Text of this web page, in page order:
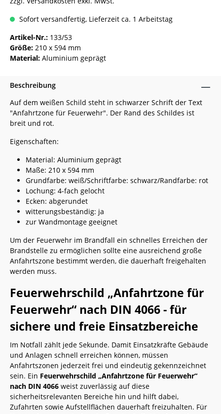
Sofort versandfertig, Lieferzeit ca. 1 Arbeitstag
Artikel-Nr.: 133/53
Größe: 210 x 594 mm
Material: Aluminium geprägt
Beschreibung
Auf dem weißen Schild steht in schwarzer Schrift der Text
"Anfahrtzone für Feuerwehr". Der Rand des Schildes ist
breit und rot.
Eigenschaften:
Material: Aluminium geprägt
Maße: 210 x 594 mm
Grundfarbe: weiß/Schriftfarbe: schwarz/Randfarbe: rot
Lochung: 4-fach gelocht
Ecken: abgerundet
witterungsbeständig: ja
zur Wandmontage geeignet
Um der Feuerwehr im Brandfall ein schnelles Erreichen der
Brandstelle zu ermöglichen sollte eine ausreichend große
Anfahrtszone bestimmt werden, die dauerhaft freigehalten
werden muss.
Feuerwehrschild „Anfahrtzone für
Feuerwehr“ nach DIN 4066 - für
sichere und freie Einsatzbereiche
Im Notfall zählt jede Sekunde. Damit Einsatzkräfte Gebäude
und Anlagen schnell erreichen können, müssen
Anfahrtszonen jederzeit frei und eindeutig gekennzeichnet
sein. Ein Feuerwehrschild „Anfahrtzone für Feuerwehr“
nach DIN 4066 weist zuverlässig auf diese
sicherheitsrelevanten Bereiche hin und hilft dabei,
Zufahrten sowie Aufstellflächen dauerhaft freizuhalten. Für